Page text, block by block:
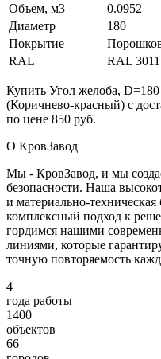
Объем, м3
0.0952
Диаметр
180
Покрытие
RAL
RAL 3011
Купить Угол желоба,
(Коричнево-красный) с
по цене 850 руб.
О КровЗавод
Мы - КровЗавод, и мы
безопасности. Наша
и материально-техническая
комплексный подход к
гордимся нашими
линиями, которые
точную повторяемость
4
года работы
1400
объектов
66